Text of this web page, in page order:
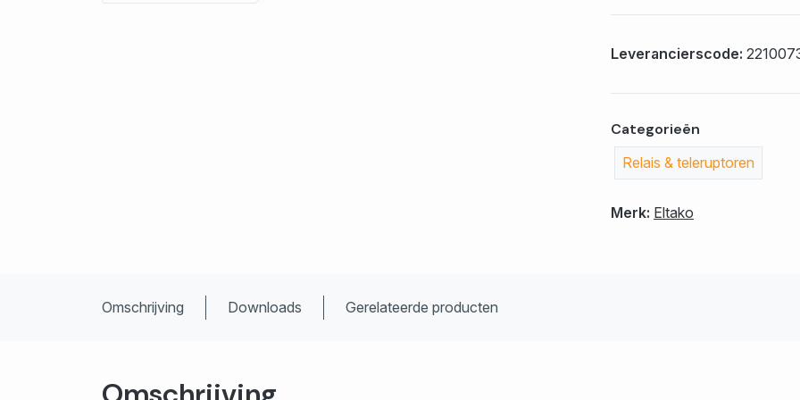
Leverancierscode:
Categorieën
Relais & teleruptoren
Merk: Eltako
Omschrijving Downloads Gerelateerde producten